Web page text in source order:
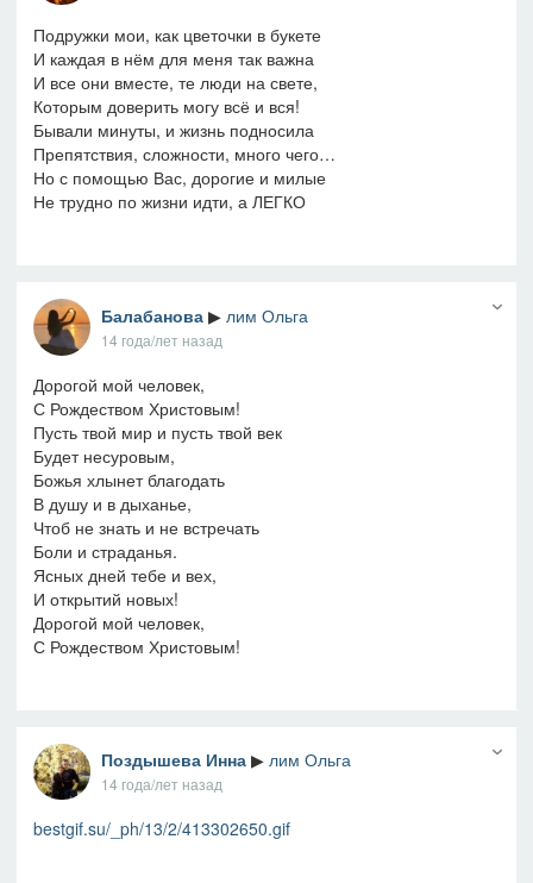
Подружки мои, как цветочки в букете
И каждая в нём для меня так важна
И все они вместе, те люди на свете,
Которым доверить могу всё и вся!
Бывали минуты, и жизнь подносила
Препятствия, сложности, много чего…
Но с помощью Вас, дорогие и милые
Не трудно по жизни идти, а ЛЕГКО
Балабанова ▶ лим Ольга
14 года/лет назад
Дорогой мой человек,
С Рождеством Христовым!
Пусть твой мир и пусть твой век
Будет несуровым,
Божья хлынет благодать
В душу и в дыханье,
Чтоб не знать и не встречать
Боли и страданья.
Ясных дней тебе и вех,
И открытий новых!
Дорогой мой человек,
С Рождеством Христовым!
Поздышева Инна ▶ лим Ольга
14 года/лет назад
bestgif.su/_ph/13/2/413302650.gif